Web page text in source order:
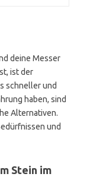
deine Messer
ist der
schneller und
haben, sind
Alternativen.
und
Stein im